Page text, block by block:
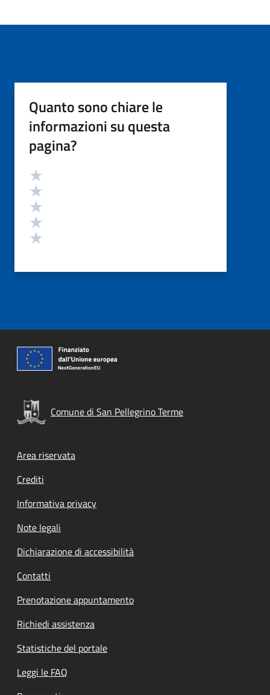
Quanto sono chiare le
informazioni su questa
pagina?
Valutazione
Comune di San Pellegrino Terme
Footer menu
Area riservata
Crediti
Informativa privacy
Note legali
Dichiarazione di accessibilità
Contatti
Prenotazione appuntamento
Richiedi assistenza
Statistiche del portale
Leggi le FAQ